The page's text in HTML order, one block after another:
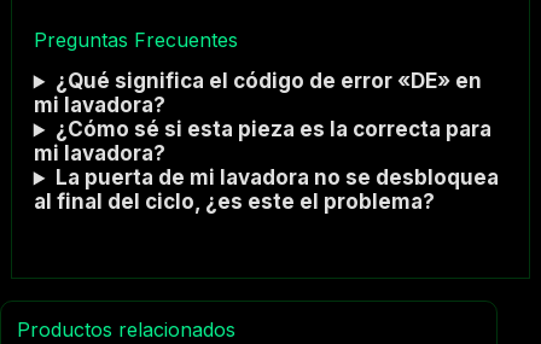
Preguntas Frecuentes
¿Qué significa el código de error «DE» en
mi lavadora?
¿Cómo sé si esta pieza es la correcta para
mi lavadora?
La puerta de mi lavadora no se desbloquea
al final del ciclo, ¿es este el problema?
Productos relacionados